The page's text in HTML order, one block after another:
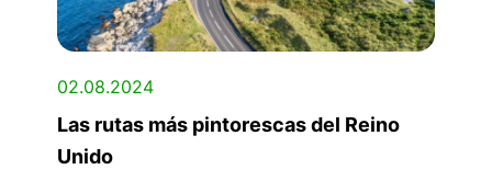
02.08.2024
Las rutas más pintorescas del Reino
Unido